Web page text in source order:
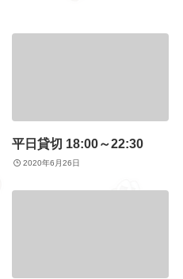
平日貸切 18:00～22:30
2020年6月26日